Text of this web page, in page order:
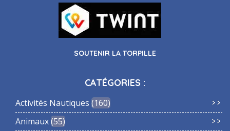
SOUTENIR LA TORPILLE
CATÉGORIES :
Activités Nautiques 160
Animaux 55